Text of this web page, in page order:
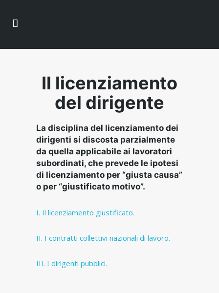
Il licenziamento
del dirigente
La disciplina del licenziamento dei
dirigenti si discosta parzialmente
da quella applicabile ai lavoratori
subordinati, che prevede le ipotesi
di licenziamento per “giusta causa”
o per “giustificato motivo”.
Il licenziamento giustificato.
I contratti collettivi nazionali di lavoro.
I dirigenti pubblici.